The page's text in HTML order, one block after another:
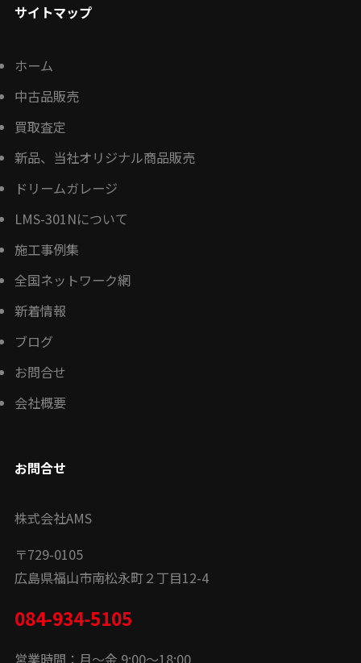
サイトマップ
ホーム
中古品販売
買取査定
新品、当社オリジナル商品販売
ドリームガレージ
LMS-301Nについて
施工事例集
全国ネットワーク網
新着情報
ブログ
お問合せ
会社概要
お問合せ
株式会社AMS
〒729-0105
広島県福山市南松永町２丁目12-4
084-934-5105
営業時間：月〜金 9:00〜18:00